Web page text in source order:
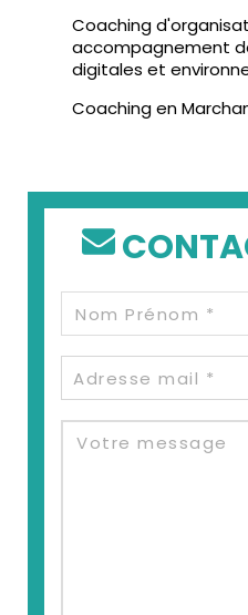
Coaching
accompagnement
digitales et
Coaching en